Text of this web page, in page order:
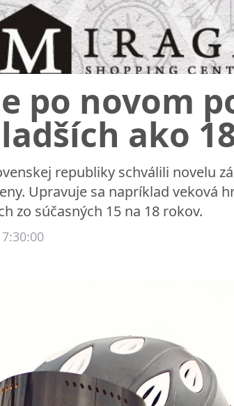
po novom
ako
republiky schválili novelu
Upravuje sa napríklad veková
zo súčasných 15 na 18 rokov.